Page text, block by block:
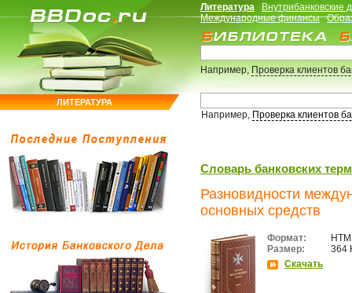
ЛИТЕРАТУРА
Литература
Внутрибанковские
Международные финансы
Например,Проверка клиентов
Например, Проверка клиентов
Словарь банковских
Разновидности
основных средств
Формат:
HTM
Размер:
364
Скачать